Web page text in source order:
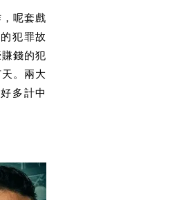
呢套戲
犯罪故
錢的犯
。兩大
多計中